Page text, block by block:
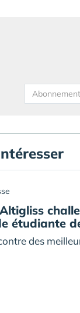
étudiante
des